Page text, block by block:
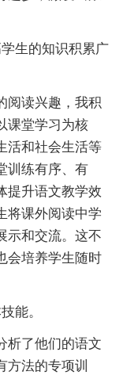
生的知识积累广
读兴趣，我积
课堂学习为核
活和社会生活等
训练有序、有
提升语文教学效
将课外阅读中学
示和交流。这不
会培养学生随时
能。
了他们的语文
方法的专项训